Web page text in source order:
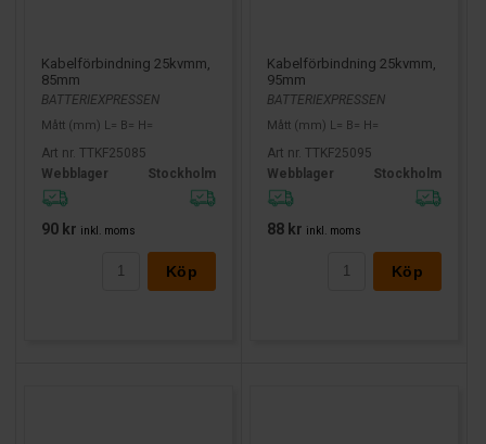
Kabelförbindning 25kvmm,
85mm
BATTERIEXPRESSEN
Mått (mm) L= B= H=
Art nr. TTKF25085
Webblager
Stockholm
90 kr inkl. moms
Köp
Kabelförbindning 25kvmm,
95mm
BATTERIEXPRESSEN
Mått (mm) L= B= H=
Art nr. TTKF25095
Webblager
Stockholm
88 kr inkl. moms
Köp